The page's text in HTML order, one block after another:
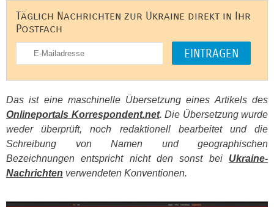
Täglich Nachrichten zur Ukraine direkt in Ihr
Postfach
Das ist eine maschinelle Übersetzung eines Artikels des
Onlineportals Korrespondent.net. Die Übersetzung wurde
weder überprüft, noch redaktionell bearbeitet und die
Schreibung von Namen und geographischen
Bezeichnungen entspricht nicht den sonst bei Ukraine-
Nachrichten verwendeten Konventionen.